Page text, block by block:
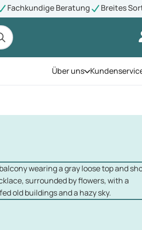
Fachkundige Beratung Breites
Über unsÖffnen Sie das